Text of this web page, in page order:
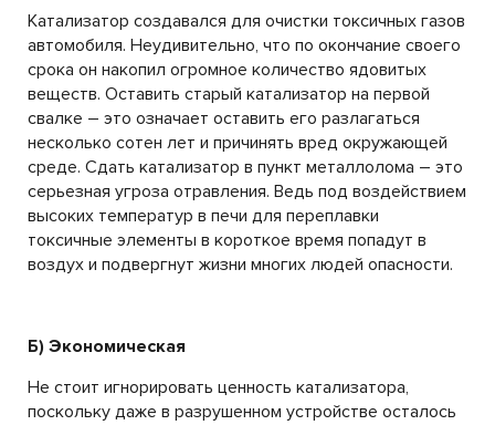
Катализатор создавался для очистки токсичных газов
автомобиля. Неудивительно, что по окончание своего
срока он накопил огромное количество ядовитых
веществ. Оставить старый катализатор на первой
свалке – это означает оставить его разлагаться
несколько сотен лет и причинять вред окружающей
среде. Сдать катализатор в пункт металлолома – это
серьезная угроза отравления. Ведь под воздействием
высоких температур в печи для переплавки
токсичные элементы в короткое время попадут в
воздух и подвергнут жизни многих людей опасности.
Б) Экономическая
Не стоит игнорировать ценность катализатора,
поскольку даже в разрушенном устройстве осталось